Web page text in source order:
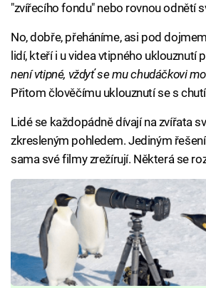
"zvířecího fondu" nebo rovnou odnětí
No, dobře, přeháníme, asi pod
lidí, kteří i u videa vtipného uklouznutí
není vtipné, vždyť se mu chudáčkovi
Přitom člověčímu uklouznutí se s
Lidé se každopádně dívají na zvířata
zkresleným pohledem. Jediným
sama své filmy zrežírují. Některá se